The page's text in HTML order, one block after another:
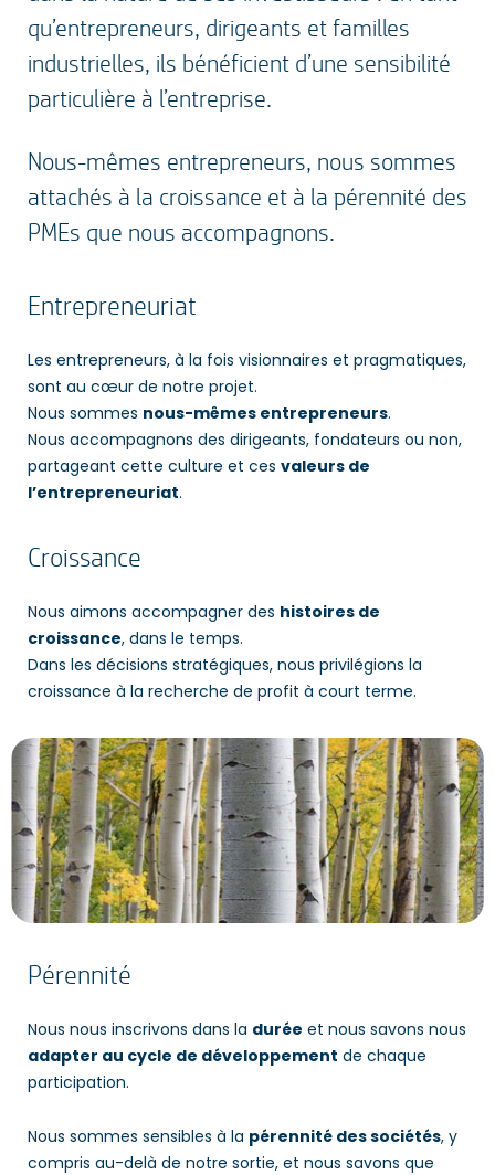
qu’entrepreneurs, dirigeants et familles
industrielles, ils bénéficient d’une sensibilité
particulière à l’entreprise.
Nous-mêmes entrepreneurs, nous sommes
attachés à la croissance et à la pérennité des
PMEs que nous accompagnons.
Entrepreneuriat
Les entrepreneurs, à la fois visionnaires et pragmatiques,
sont au cœur de notre projet.
Nous sommes nous-mêmes entrepreneurs.
Nous accompagnons des dirigeants, fondateurs ou non,
partageant cette culture et ces valeurs de
l’entrepreneuriat.
Pérennité
Nous nous inscrivons dans la durée et nous savons nous
adapter au cycle de développement de chaque
participation.
Nous sommes sensibles à la pérennité des sociétés, y
compris au-delà de notre sortie, et nous savons que
Croissance
Nous aimons accompagner des histoires de
croissance, dans le temps.
Dans les décisions stratégiques, nous privilégions la
croissance à la recherche de profit à court terme.